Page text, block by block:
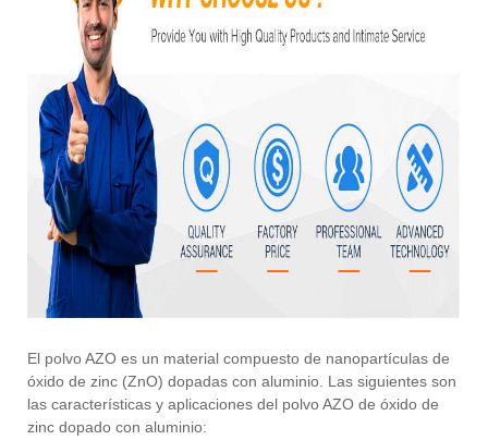
El polvo AZO es un material compuesto de nanopartículas de
óxido de zinc (ZnO) dopadas con aluminio. Las siguientes son
las características y aplicaciones del polvo AZO de óxido de
zinc dopado con aluminio: